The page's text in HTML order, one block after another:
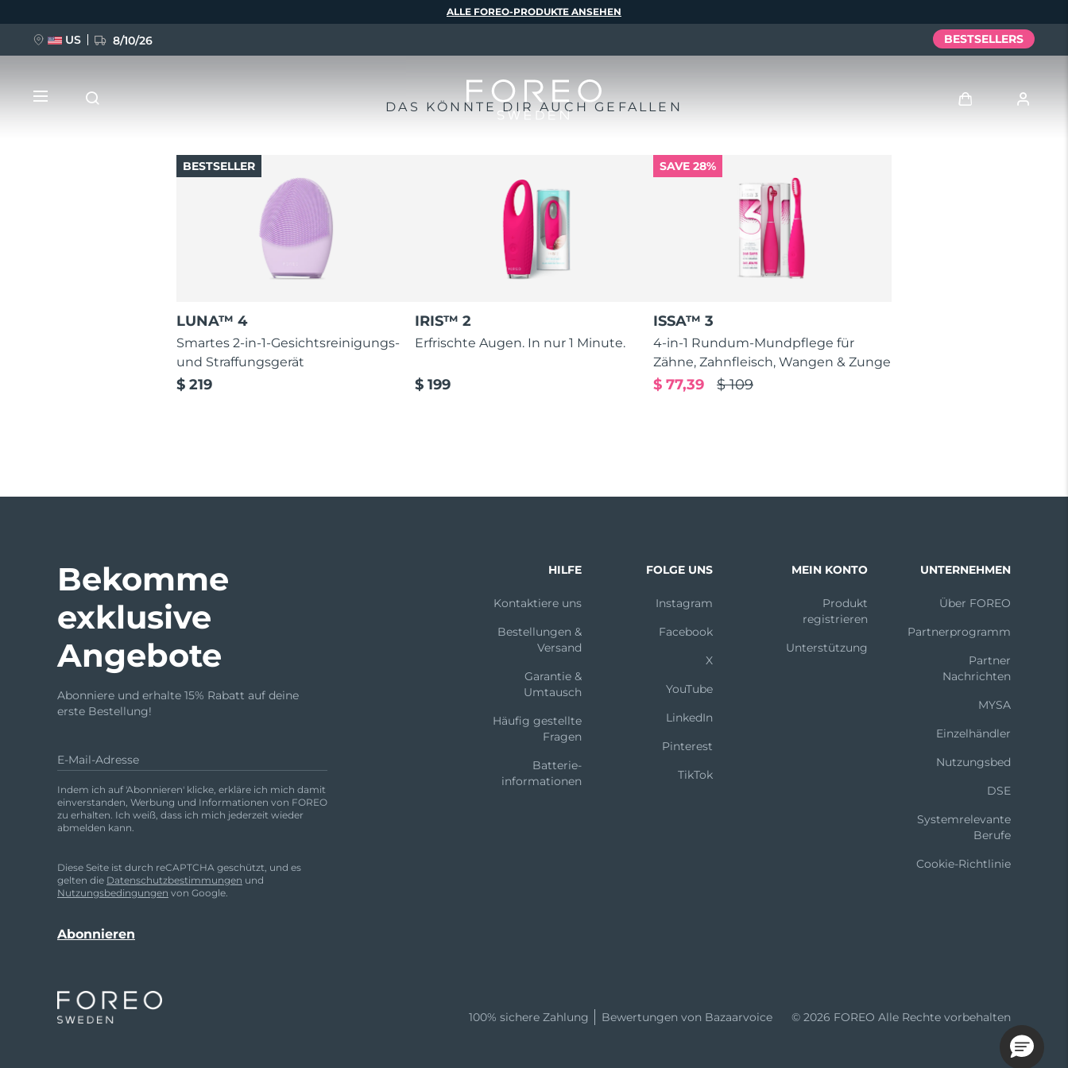
DAS KÖNNTE DIR AUCH GEFALLEN
LUNA™ 4
Smartes 2-in-1-Gesichtsreinigungs-
und Straffungsgerät
$ 219
BESTSELLER
IRIS™ 2
Erfrischte Augen. In nur 1 Minute.
$ 199
SAVE 28%
ISSA™ 3
4-in-1 Rundum-Mundpflege für
Zähne, Zahnfleisch, Wangen & Zunge
$ 109
$ 77,39
ALLE FOREO-PRODUKTE ANSEHEN
US 8/10/26 BESTSELLERS
FAQ™ Pure Beauty-Tech Elixir
FAQ™ Dual LED Panel
SCHWEDISCHE BEAUTY ROUTINE
Gesichtsreinigung
LUNA™ 4 Set
Massage, LED heating
Gesichtsstraffung
BEAR™ 2 Set
Microcurrent toning on-the-go
UFO™ 3 Set
Deep facial hydration
issa™ 4
Hybrid silicone sonic toothbrush
FAQ™ ANTI-AGING-BEHANDLUNG
Bekomme
exklusive
Angebote
Abonniere und erhalte 15% Rabatt auf deine
erste Bestellung!
E-Mail-Adresse
Indem ich auf 'Abonnieren' klicke, erkläre ich mich damit
einverstanden, Werbung und Informationen von FOREO
zu erhalten. Ich weiß, dass ich mich jederzeit wieder
abmelden kann.
Diese Seite ist durch reCAPTCHA geschützt, und es
gelten die Datenschutzbestimmungen und
Nutzungsbedingungen von Google.
HILFE
Kontaktiere uns
Bestellungen &
Versand
Garantie &
Umtausch
Häufig gestellte
Fragen
Batterie-
informationen
FOLGE UNS
Instagram
Facebook
X
YouTube
LinkedIn
Pinterest
TikTok
MEIN KONTO
Produkt
registrieren
Unterstützung
UNTERNEHMEN
Über FOREO
Partnerprogramm
Partner
Nachrichten
MYSA
Einzelhändler
Nutzungsbed
DSE
Systemrelevante
Berufe
Cookie-Richtlinie
100% sichere Zahlung Bewertungen von Bazaarvoice © 2026 FOREO Alle Rechte vorbehalten